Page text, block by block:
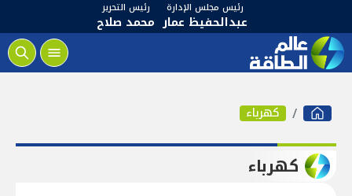
رئيس مجلس الإدارة
عبدالحفيظ عمار
رئيس التحرير
محمد صلاح
كهرباء
كهرباء